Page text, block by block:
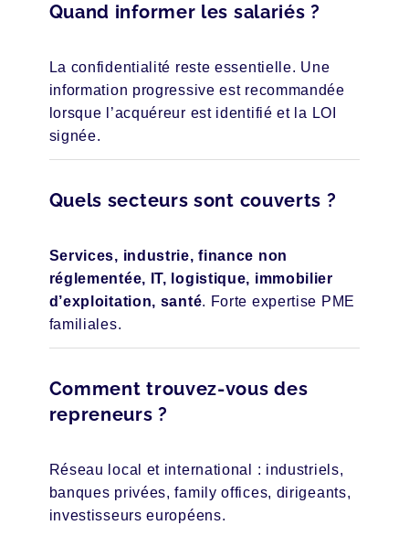
Quand informer les salariés ?
La confidentialité reste essentielle. Une
information progressive est recommandée
lorsque l’acquéreur est identifié et la LOI
signée.
Quels secteurs sont couverts ?
Services, industrie, finance non
réglementée, IT, logistique, immobilier
d’exploitation, santé. Forte expertise PME
familiales.
Comment trouvez-vous des
repreneurs ?
Réseau local et international : industriels,
banques privées, family offices, dirigeants,
investisseurs européens.